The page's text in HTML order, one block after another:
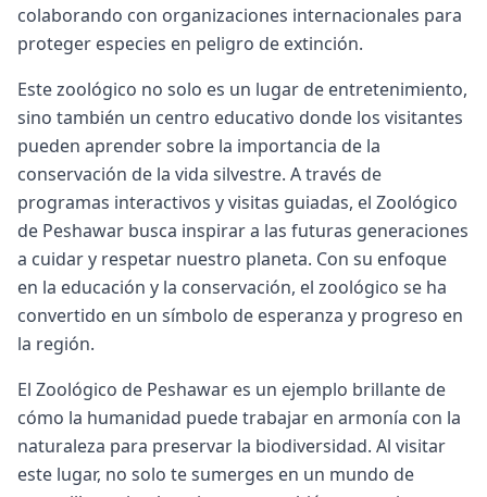
colaborando con organizaciones internacionales para
proteger especies en peligro de extinción.
Este zoológico no solo es un lugar de entretenimiento,
sino también un centro educativo donde los visitantes
pueden aprender sobre la importancia de la
conservación de la vida silvestre. A través de
programas interactivos y visitas guiadas, el Zoológico
de Peshawar busca inspirar a las futuras generaciones
a cuidar y respetar nuestro planeta. Con su enfoque
en la educación y la conservación, el zoológico se ha
convertido en un símbolo de esperanza y progreso en
la región.
El Zoológico de Peshawar es un ejemplo brillante de
cómo la humanidad puede trabajar en armonía con la
naturaleza para preservar la biodiversidad. Al visitar
este lugar, no solo te sumerges en un mundo de